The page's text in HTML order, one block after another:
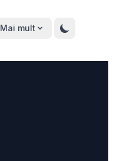
Mai mult